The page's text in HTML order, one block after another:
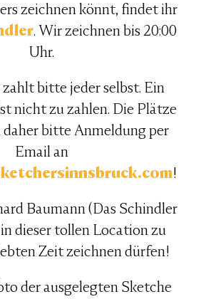
zeichnen könnt, findet ihr
. Wir zeichnen bis 20:00
Uhr.
bitte jeder selbst. Ein
nicht zu zahlen. Die Plätze
daher bitte Anmeldung per
Email an
!
Baumann (Das Schindler
dieser tollen Location zu
Zeit zeichnen dürfen!
der ausgelegten Sketche